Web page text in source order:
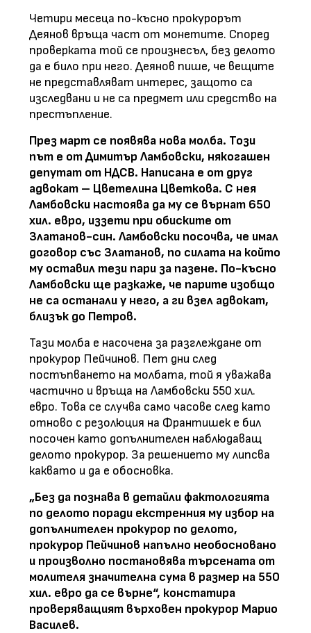
Четири месеца по-късно прокурорът
Деянов връща част от монетите. Според
проверката той се произнесъл, без делото
да е било при него. Деянов пише, че вещите
не представляват интерес, защото са
изследвани и не са предмет или средство на
престъпление.
През март се появява нова молба. Този
път е от Димитър Ламбовски, някогашен
депутат от НДСВ. Написана е от друг
адвокат – Цветелина Цветкова. С нея
Ламбовски настоява да му се върнат 650
хил. евро, иззети при обиските от
Златанов-син. Ламбовски посочва, че имал
договор със Златанов, по силата на който
му оставил тези пари за пазене. По-късно
Ламбовски ще разкаже, че парите изобщо
не са останали у него, а ги взел адвокат,
близък до Петров.
Тази молба е насочена за разглеждане от
прокурор Пейчинов. Пет дни след
постъпването на молбата, той я уважава
частично и връща на Ламбовски 550 хил.
евро. Това се случва само часове след като
отново с резолюция на Франтишек е бил
посочен като допълнителен наблюдаващ
делото прокурор. За решението му липсва
каквато и да е обосновка.
„Без да познава в детайли фактологията
по делото поради екстренния му избор на
допълнителен прокурор по делото,
прокурор Пейчинов напълно необосновано
и произволно постановява търсената от
молителя значителна сума в размер на 550
хил. евро да се върне“, констатира
проверяващият върховен прокурор Марио
Василев.